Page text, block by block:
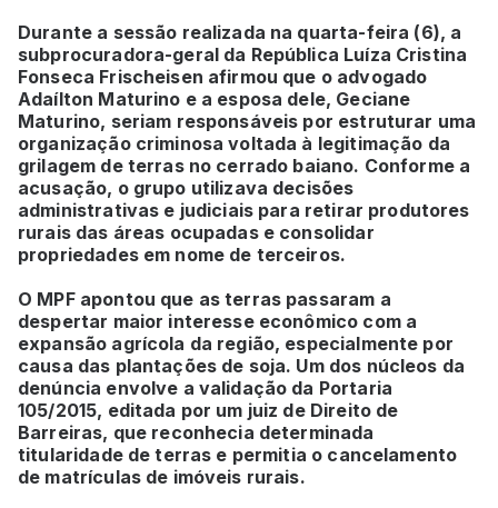
Durante a sessão realizada na quarta-feira (6), a
subprocuradora-geral da República Luíza Cristina
Fonseca Frischeisen afirmou que o advogado
Adaílton Maturino e a esposa dele, Geciane
Maturino, seriam responsáveis por estruturar uma
organização criminosa voltada à legitimação da
grilagem de terras no cerrado baiano. Conforme a
acusação, o grupo utilizava decisões
administrativas e judiciais para retirar produtores
rurais das áreas ocupadas e consolidar
propriedades em nome de terceiros.
O MPF apontou que as terras passaram a
despertar maior interesse econômico com a
expansão agrícola da região, especialmente por
causa das plantações de soja. Um dos núcleos da
denúncia envolve a validação da Portaria
105/2015, editada por um juiz de Direito de
Barreiras, que reconhecia determinada
titularidade de terras e permitia o cancelamento
de matrículas de imóveis rurais.